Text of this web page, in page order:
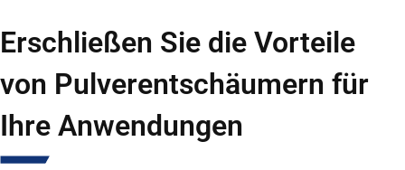
Erschließen Sie die Vorteile
von Pulverentschäumern für
Ihre Anwendungen